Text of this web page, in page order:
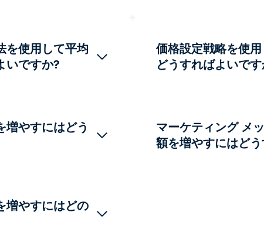
を使用して平均
いですか?
増やすにはどう
増やすにはどの
価格設定戦略を使
どうすればよいで
マーケティング メ
額を増やすにはど